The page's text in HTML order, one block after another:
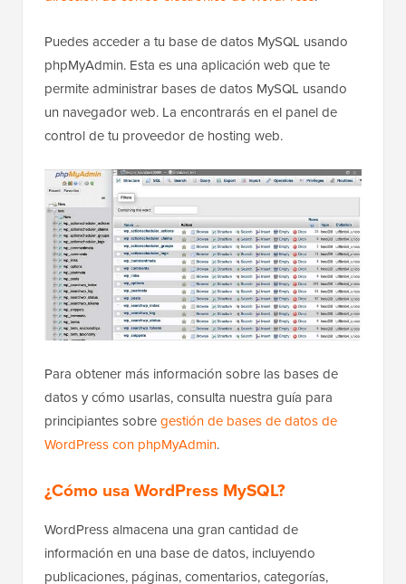
Puedes acceder a tu base de datos MySQL usando
phpMyAdmin. Esta es una aplicación web que te
permite administrar bases de datos MySQL usando
un navegador web. La encontrarás en el panel de
Para obtener más información sobre las bases de
datos y cómo usarlas, consulta nuestra guía para
principiantes sobregestión de bases de datos de
WordPress almacena una gran cantidad de
información en una base de datos, incluyendo